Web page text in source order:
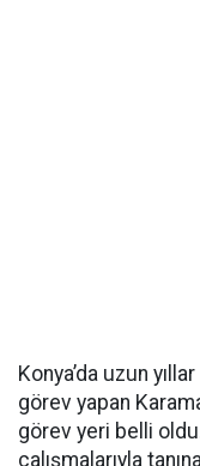
Konya’da uzun
görev yapan
görev yeri belli
çalışmalarıyla